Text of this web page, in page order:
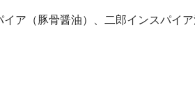
イア（豚骨醤油）、二郎インスパイア